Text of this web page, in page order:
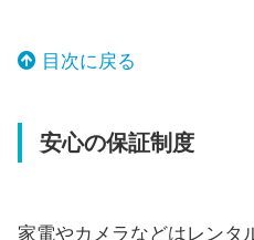
目次に戻る
安心の保証制度
家電やカメラなどはレンタ